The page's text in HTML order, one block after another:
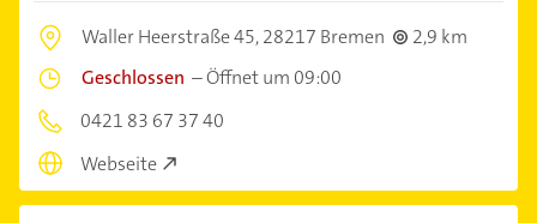
Waller Heerstraße 45,28217 Bremen
2,9 km
Geschlossen –Öffnet um 09:00
0421 83 67 37 40
Webseite